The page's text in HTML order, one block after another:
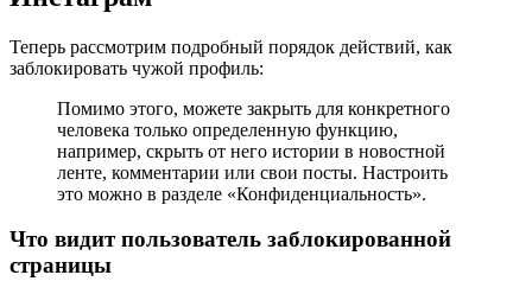
Теперь рассмотрим подробный порядок действий, как
заблокировать чужой профиль:
Помимо этого, можете закрыть для конкретного
человека только определенную функцию,
например, скрыть от него истории в новостной
ленте, комментарии или свои посты. Настроить
это можно в разделе «Конфиденциальность».
Что видит пользователь заблокированной
страницы